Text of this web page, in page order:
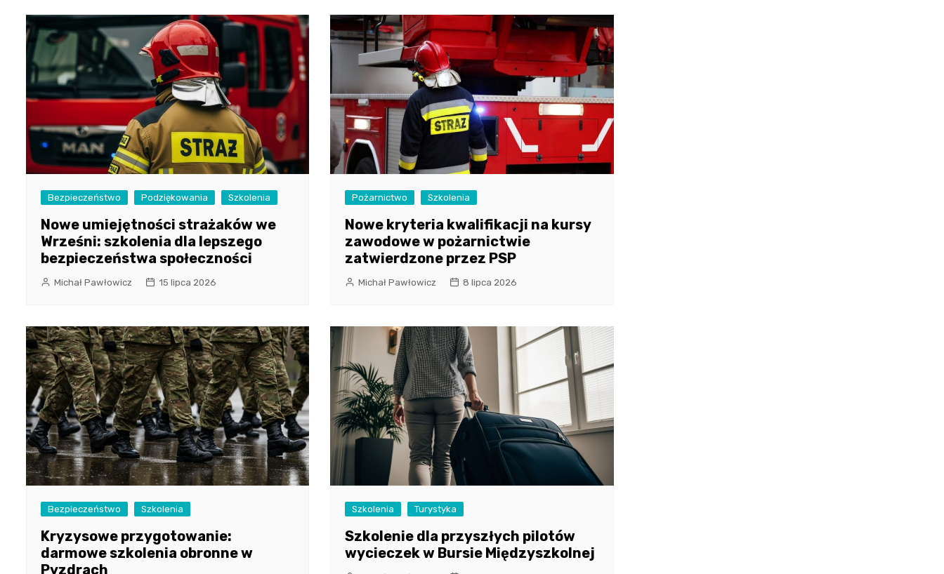
Bezpieczeństwo Podziękowania Szkolenia
Nowe umiejętności strażaków we
Wrześni: szkolenia dla lepszego
bezpieczeństwa społeczności
Michał Pawłowicz 15 lipca 2026
Pożarnictwo Szkolenia
Nowe kryteria kwalifikacji na kursy
zawodowe w pożarnictwie
zatwierdzone przez PSP
Michał Pawłowicz 8 lipca 2026
Bezpieczeństwo Szkolenia
Kryzysowe przygotowanie:
darmowe szkolenia obronne w
Pyzdrach
Szkolenia Turystyka
Szkolenie dla przyszłych pilotów
wycieczek w Bursie Międzyszkolnej